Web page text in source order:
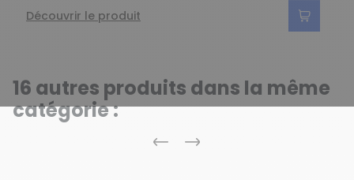
Découvrir le produit
16 autres produits dans la même
catégorie :
Précédent
Suivant